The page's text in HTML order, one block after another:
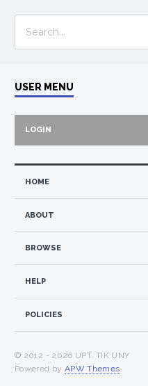
USER MENU
LOGIN
HOME
ABOUT
BROWSE
HELP
POLICIES
© 2012 - 2026 UPT. TIK UNY
Powered by APW Themes